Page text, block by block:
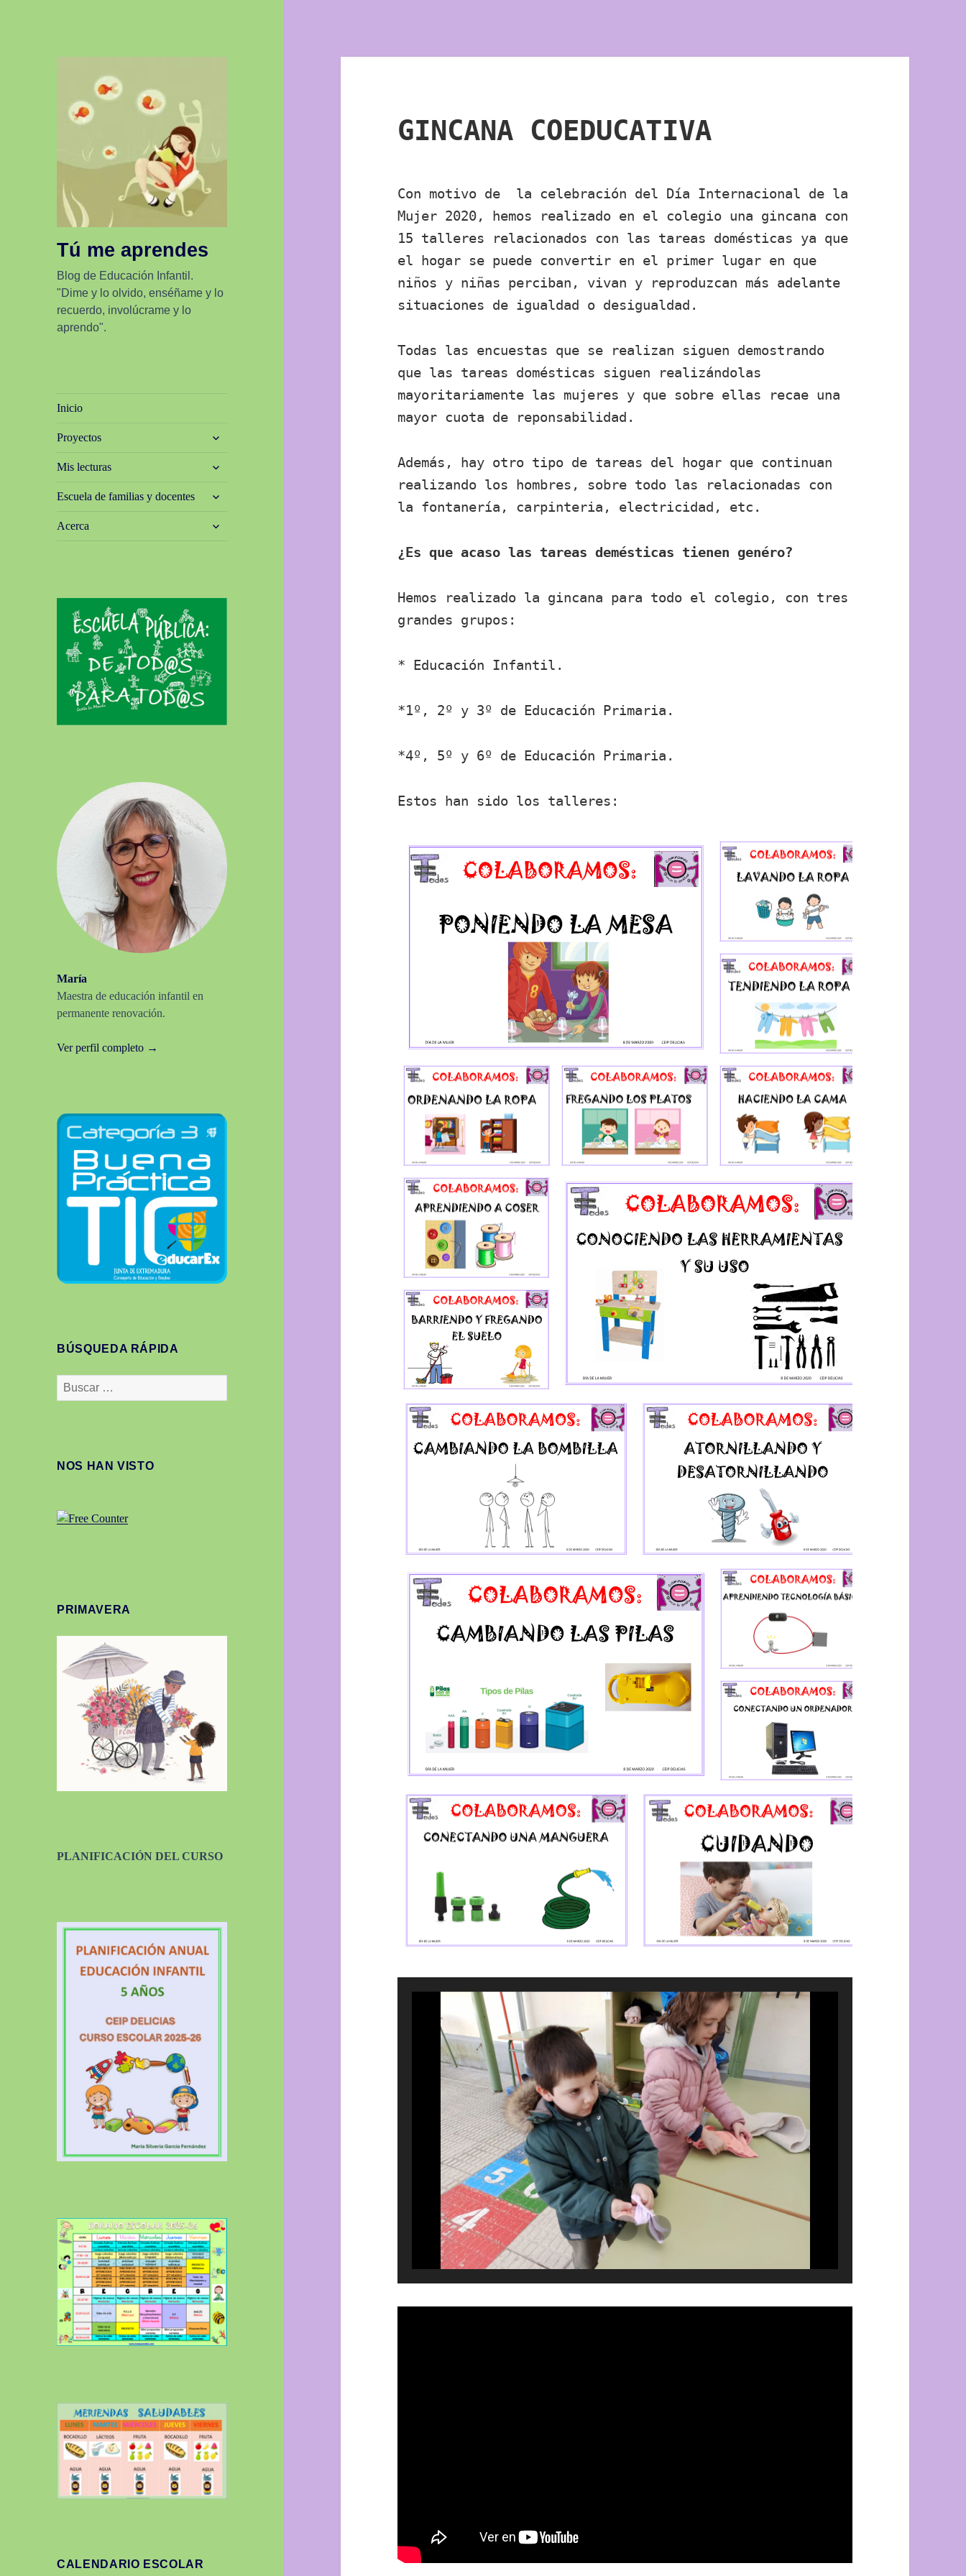
Tú me aprendes
Blog de Educación Infantil.
"Dime y lo olvido, enséñame y lo
recuerdo, involúcrame y lo
aprendo".
Inicio
Proyectos
inferior
Mis lecturas
inferior
Escuela de familias y docentes
inferior
Acerca
María
Maestra de educación infantil en
permanente renovación.
Ver perfil completo →
BÚSQUEDA RÁPIDA
Buscar:
NOS HAN VISTO
PRIMAVERA
PLANIFICACIÓN DEL CURSO
CALENDARIO ESCOLAR
GINCANA COEDUCATIVA
Con motivo de la celebración del Día Internacional de la
Mujer 2020, hemos realizado en el colegio una gincana con
15 talleres relacionados con las tareas domésticas ya que
el hogar se puede convertir en el primer lugar en que
niños y niñas perciban, vivan y reproduzcan más adelante
situaciones de igualdad o desigualdad.
Todas las encuestas que se realizan siguen demostrando
que las tareas domésticas siguen realizándolas
mayoritariamente las mujeres y que sobre ellas recae una
mayor cuota de reponsabilidad.
Además, hay otro tipo de tareas del hogar que continuan
realizando los hombres, sobre todo las relacionadas con
la fontanería, carpinteria, electricidad, etc.
¿Es que acaso las tareas demésticas tienen genéro?
Hemos realizado la gincana para todo el colegio, con tres
grandes grupos:
* Educación Infantil.
*1º, 2º y 3º de Educación Primaria.
*4º, 5º y 6º de Educación Primaria.
Estos han sido los talleres: